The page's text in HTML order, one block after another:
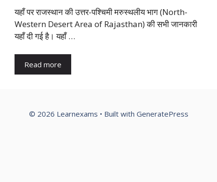
यहाँ पर राजस्थान की उत्तर-पश्चिमी मरुस्थलीय भाग (North-
Western Desert Area of Rajasthan) की सभी जानकारी
यहाँ दी गई है। यहाँ …
Read more
© 2026 Learnexams • Built with GeneratePress